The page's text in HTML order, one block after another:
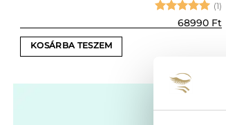
Értékelés:
(1)
68990 Ft
KOSÁRBA TESZEM